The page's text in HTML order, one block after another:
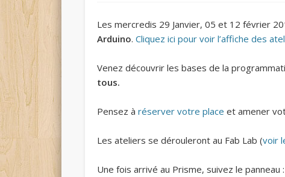
Les mercredis 29 Janvier, 05 et 12 février
Arduino. Cliquez ici pour voir l’affiche des
Venez découvrir les bases de la
tous.
Pensez à réserver votre place et amener
Les ateliers se dérouleront au Fab Lab (voir
Une fois arrivé au Prisme, suivez le panneau :